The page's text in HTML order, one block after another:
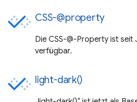
CSS-@property
Die CSS-@-Property ist seit
verfügbar.
light-dark()